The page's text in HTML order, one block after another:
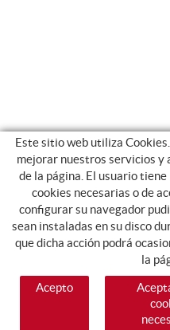
Este sitio web utiliza
mejorar nuestros servicios y
de la página. El usuario
cookies necesarias o de
configurar su navegador
sean instaladas en su disco
que dicha acción podrá
la
Acepto